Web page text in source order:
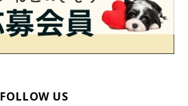
FOLLOW US